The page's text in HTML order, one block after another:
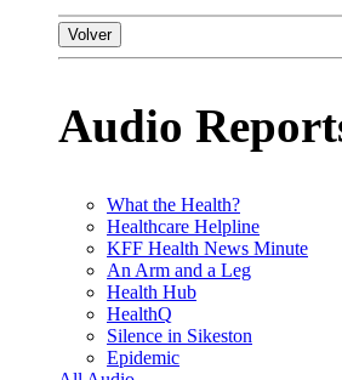
Volver
Audio
What the Health?
Healthcare Helpline
KFF Health News Minute
An Arm and a Leg
Health Hub
HealthQ
Silence in Sikeston
Epidemic